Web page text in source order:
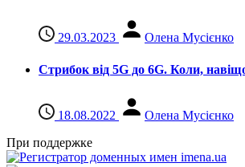
29.03.2023 Олена Мусієнко
Стрибок від 5G до 6G. Коли,
18.08.2022
Олена Мусієнко
При поддержке